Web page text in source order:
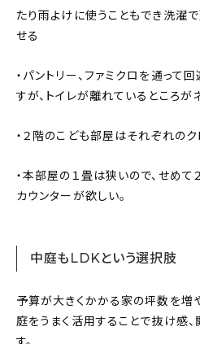
たり雨よけに使うこともでき洗濯
せる
・パントリー、ファミクロを通って
すが、トイレが離れているところが
・２階のこども部屋はそれぞれのク
・本部屋の１畳は狭いので、せめ
カウンターが欲しい。
中庭もLDKという選択肢
予算が大きくかかる家の坪数を増
庭をうまく活用することで抜け感